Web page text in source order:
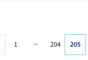
1 ... 204 205